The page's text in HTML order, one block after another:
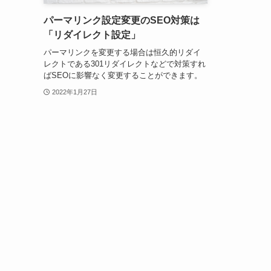
パーマリンク設定変更のSEO対策は
「リダイレクト設定」
パーマリンクを変更する場合は恒久的リダイ
レクトである301リダイレクトなどで対策すれ
ばSEOに影響なく変更することができます。
2022年1月27日